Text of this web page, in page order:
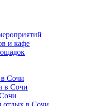
и кафе
в Сочи
в Сочи
отдых в Сочи